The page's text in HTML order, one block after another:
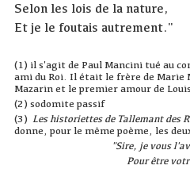
Selon les lois de la nature,
Et je le foutais autrement."
(1) il s'agit de Paul Mancini tué au
ami du Roi. Il était le frère de Marie
Mazarin et le premier amour de
(2) sodomite passif
(3) Les historiettes de Tallemant des
donne, pour le même poème, les
"Sire, je vous
Pour être